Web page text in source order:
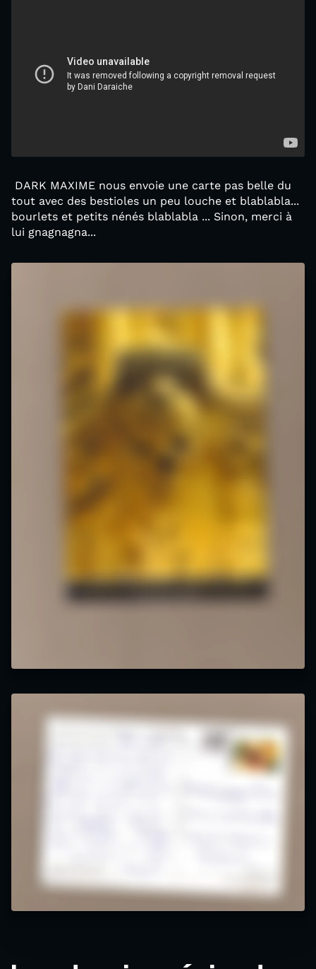
DARK MAXIME nous envoie une carte pas belle du
tout avec des bestioles un peu louche et blablabla...
bourlets et petits nénés blablabla ... Sinon, merci à
lui gnagnagna...